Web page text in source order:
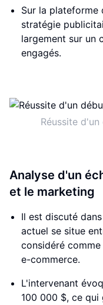
Sur la plateforme
stratégie
largement sur un
engagés.
Réussite
Analyse d'un
et le marketing
Il est discuté
actuel se situe
considéré
e-commerce.
L'intervenant
100 000 $, ce